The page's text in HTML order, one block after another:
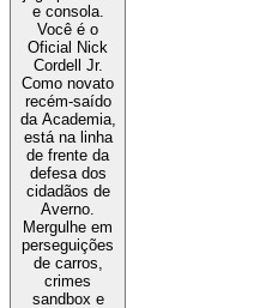
e consola.
Você é o
Oficial Nick
Cordell Jr.
Como novato
recém-saído
da Academia,
está na linha
de frente da
defesa dos
cidadãos de
Averno.
Mergulhe em
perseguições
de carros,
crimes
sandbox e